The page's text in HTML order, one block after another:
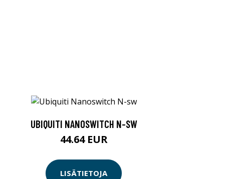
UBIQUITI NANOSWITCH N-SW
44.64 EUR
LISÄTIETOJA